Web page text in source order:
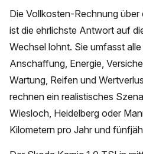
Die Vollkosten-Rechnung
ist die ehrlichste Antwort auf
Wechsel lohnt. Sie umfasst
Anschaffung, Energie,
Wartung, Reifen und
rechnen ein realistisches
Wiesloch, Heidelberg oder
Kilometern pro Jahr und